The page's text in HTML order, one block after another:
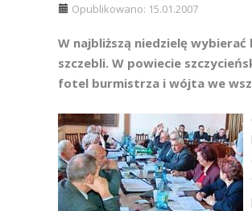
Opublikowano: 15.01.2007
W najbliższą niedzielę
szczebli. W powiecie
fotel burmistrza i wójta we